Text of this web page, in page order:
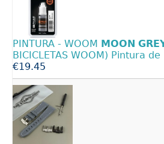
PINTURA - WOOM MOON
BICICLETAS WOOM) Pintura
€19.45